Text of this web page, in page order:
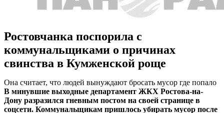
Ростовчанка поспорила с
коммунальщиками о причинах
свинства в Кумженской роще
Она считает, что людей вынуждают бросать мусор где попало
В минувшие выходные департамент ЖКХ Ростова-на-
Дону разразился гневным постом на своей странице в
соцсети. Коммунальщикам пришлось убирать мусор после